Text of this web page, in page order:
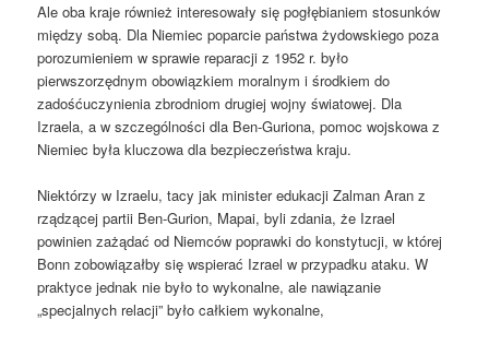
Ale oba kraje również interesowały się pogłębianiem stosunków
między sobą. Dla Niemiec poparcie państwa żydowskiego poza
porozumieniem w sprawie reparacji z 1952 r. było
pierwszorzędnym obowiązkiem moralnym i środkiem do
zadośćuczynienia zbrodniom drugiej wojny światowej. Dla
Izraela, a w szczególności dla Ben-Guriona, pomoc wojskowa z
Niemiec była kluczowa dla bezpieczeństwa kraju.
Niektórzy w Izraelu, tacy jak minister edukacji Zalman Aran z
rządzącej partii Ben-Gurion, Mapai, byli zdania, że Izrael
powinien zażądać od Niemców poprawki do konstytucji, w której
Bonn zobowiązałby się wspierać Izrael w przypadku ataku. W
praktyce jednak nie było to wykonalne, ale nawiązanie
„specjalnych relacji” było całkiem wykonalne,